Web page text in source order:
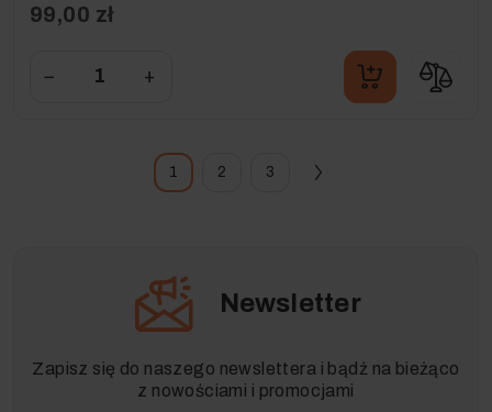
99,00 zł
− +
1 2 3
Newsletter
Zapisz się do naszego newslettera i bądź na bieżąco
z nowościami i promocjami